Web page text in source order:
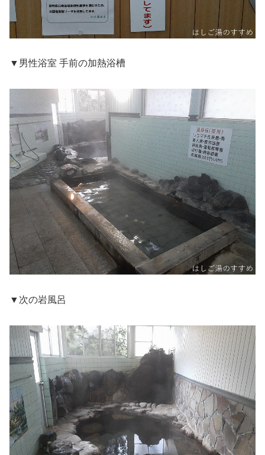
▼男性浴室 手前の加熱浴槽
▼次の岩風呂